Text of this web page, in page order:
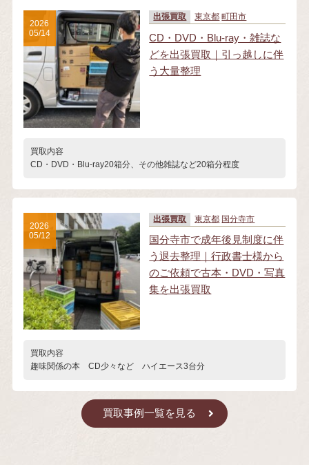
出張買取 東京都 町田市
CD・DVD・Blu-ray・雑誌な
どを出張買取｜引っ越しに伴
う大量整理
買取内容
CD・DVD・Blu-ray20箱分、その他雑誌など20箱分程度
2026
05/14
出張買取 東京都 国分寺市
国分寺市で成年後見制度に伴
う退去整理｜行政書士様から
のご依頼で古本・DVD・写真
集を出張買取
買取内容
趣味関係の本 CD少々など ハイエース3台分
2026
05/12
買取事例一覧を見る